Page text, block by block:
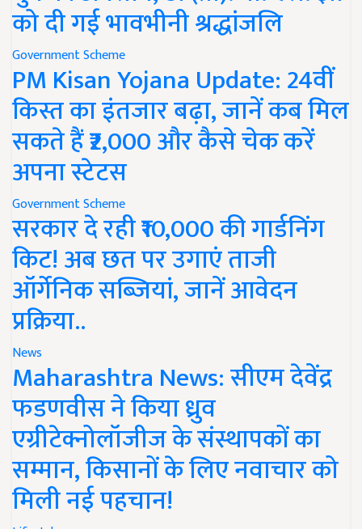
को दी गई भावभीनी श्रद्धांजलि
Government Scheme
PM Kisan Yojana Update: 24वीं
किस्त का इंतजार बढ़ा, जानें कब मिल
सकते हैं ₹2,000 और कैसे चेक करें
अपना स्टेटस
Government Scheme
सरकार दे रही ₹10,000 की गार्डनिंग
किट! अब छत पर उगाएं ताजी
ऑर्गेनिक सब्जियां, जानें आवेदन
प्रक्रिया..
News
Maharashtra News: सीएम देवेंद्र
फडणवीस ने किया ध्रुव
एग्रीटेक्नोलॉजीज के संस्थापकों का
सम्मान, किसानों के लिए नवाचार को
मिली नई पहचान!